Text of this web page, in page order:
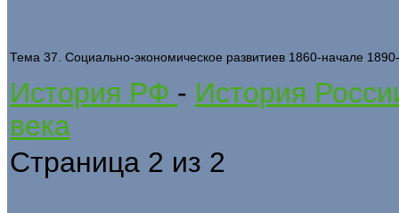
Тема 37. Социально-экономическое развитиев 1860-начале
История РФ - История
века
Страница 2 из 2